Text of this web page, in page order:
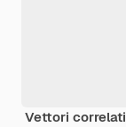
Vettori correlati